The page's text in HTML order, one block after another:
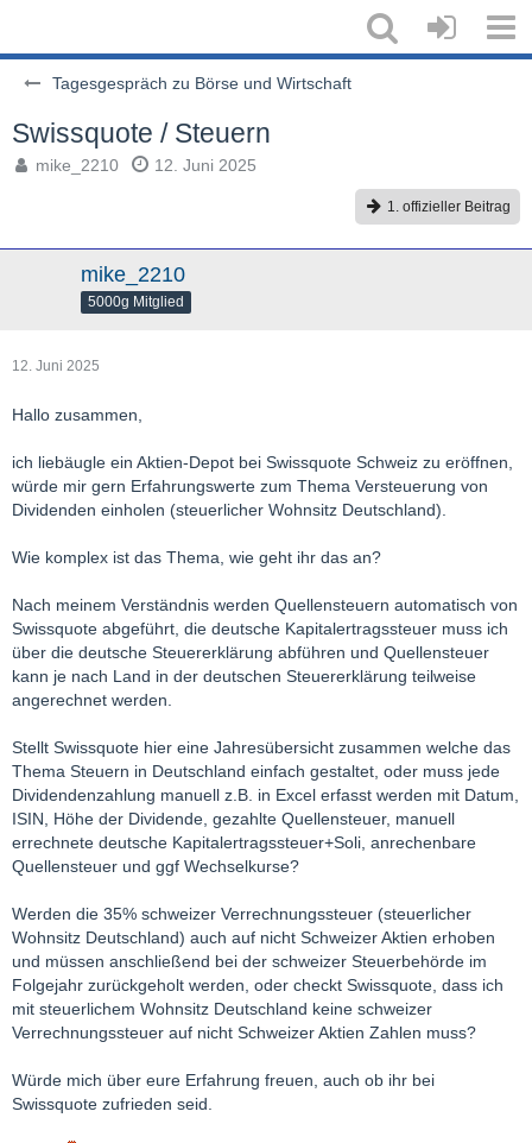
Tagesgespräch zu Börse und Wirtschaft
Swissquote / Steuern
mike_2210 12. Juni 2025
1. offizieller Beitrag
mike_2210
5000g Mitglied
12. Juni 2025
Hallo zusammen,
ich liebäugle ein Aktien-Depot bei Swissquote Schweiz zu eröffnen,
würde mir gern Erfahrungswerte zum Thema Versteuerung von
Dividenden einholen (steuerlicher Wohnsitz Deutschland).
Wie komplex ist das Thema, wie geht ihr das an?
Nach meinem Verständnis werden Quellensteuern automatisch von
Swissquote abgeführt, die deutsche Kapitalertragssteuer muss ich
über die deutsche Steuererklärung abführen und Quellensteuer
kann je nach Land in der deutschen Steuererklärung teilweise
angerechnet werden.
Stellt Swissquote hier eine Jahresübersicht zusammen welche das
Thema Steuern in Deutschland einfach gestaltet, oder muss jede
Dividendenzahlung manuell z.B. in Excel erfasst werden mit Datum,
ISIN, Höhe der Dividende, gezahlte Quellensteuer, manuell
errechnete deutsche Kapitalertragssteuer+Soli, anrechenbare
Quellensteuer und ggf Wechselkurse?
Werden die 35% schweizer Verrechnungssteuer (steuerlicher
Wohnsitz Deutschland) auch auf nicht Schweizer Aktien erhoben
und müssen anschließend bei der schweizer Steuerbehörde im
Folgejahr zurückgeholt werden, oder checkt Swissquote, dass ich
mit steuerlichem Wohnsitz Deutschland keine schweizer
Verrechnungssteuer auf nicht Schweizer Aktien Zahlen muss?
Würde mich über eure Erfahrung freuen, auch ob ihr bei
Swissquote zufrieden seid.